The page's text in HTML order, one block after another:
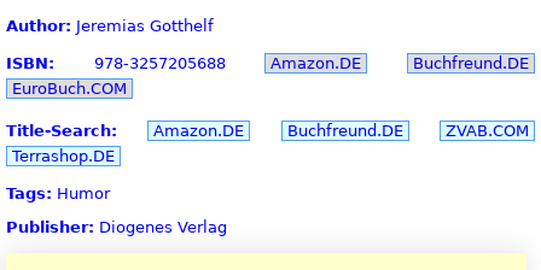
Author: Jeremias Gotthelf
ISBN: 978-3257205688 Amazon.DE
Buchfreund.DE
EuroBuch.COM
Title-Search: Amazon.DE Buchfreund.DE
ZVAB.COM
Terrashop.DE
Tags: Humor
Publisher: Diogenes Verlag